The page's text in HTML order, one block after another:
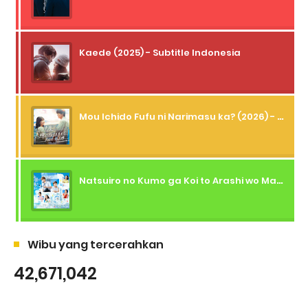
Kaede (2025) - Subtitle Indonesia
Mou Ichido Fufu ni Narimasu ka? (2026) - 01 Subtitle Indonesia
Natsuiro no Kumo ga Koi to Arashi wo Makiokosu (2026) - 01 Subtitle Indonesia
Wibu yang tercerahkan
42,671,042